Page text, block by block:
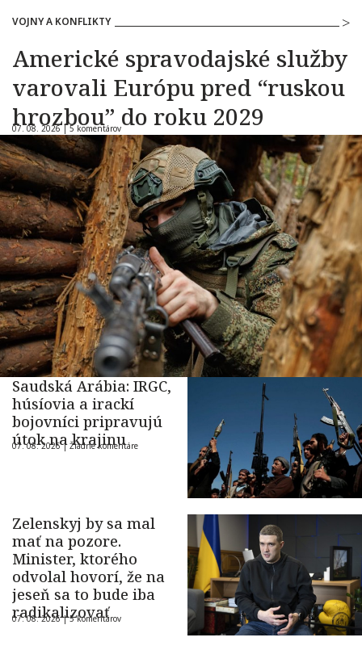
VOJNY A KONFLIKTY
Americké spravodajské služby
varovali Európu pred “ruskou
hrozbou” do roku 2029
07. 08. 2026 |5 komentárov
Saudská Arábia: IRGC,
húsíovia a irackí
bojovníci pripravujú
útok na krajinu
07. 08. 2026 |Žiadne komentáre
Zelenskyj by sa mal
mať na pozore.
Minister, ktorého
odvolal hovorí, že na
jeseň sa to bude iba
radikalizovať
07. 08. 2026 |5 komentárov